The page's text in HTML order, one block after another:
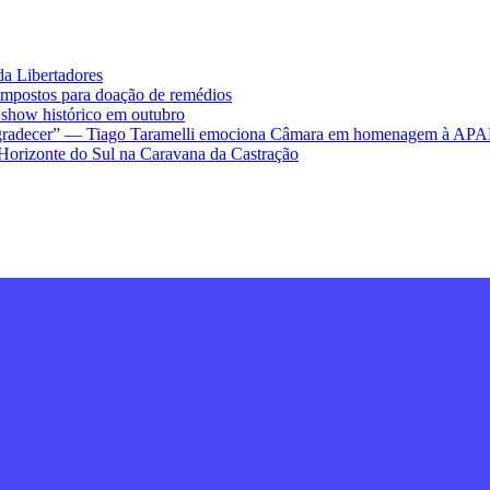
Libertadores
para doação de remédios
histórico em outubro
— Tiago Taramelli emociona Câmara em homenagem à
do Sul na Caravana da Castração